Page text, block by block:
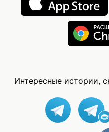
Интересные истории,